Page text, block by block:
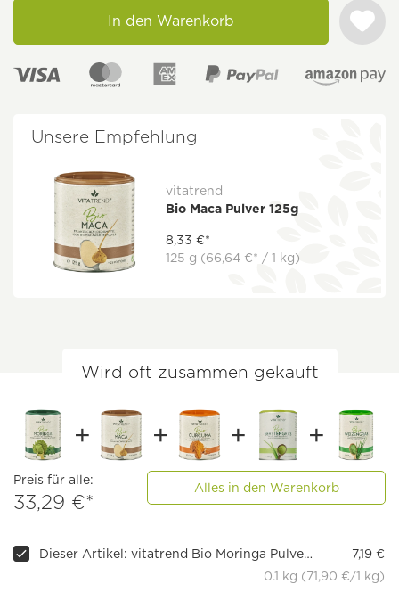
In den Warenkorb
Unsere Empfehlung
vitatrend
Bio Maca Pulver 125g
8,33 €*
125 g (66,64 €* / 1 kg)
Wird oft zusammen gekauft
Preis für alle:
33,29 €*
Alles in den Warenkorb
Dieser Artikel: vitatrend Bio Moringa Pulver 100g
7,19 €
0.1 kg (71,90 €/1 kg)